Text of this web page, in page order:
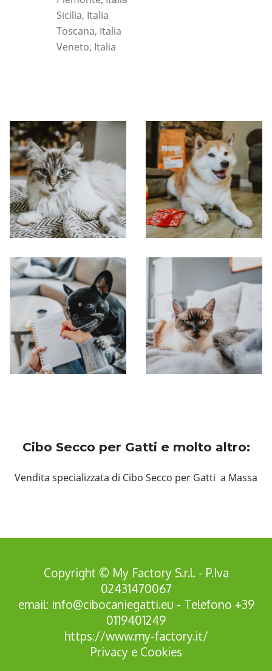
Sicilia, Italia
Toscana, Italia
Veneto, Italia
Cibo Secco per Gatti e molto altro:
Vendita specializzata di Cibo Secco per Gatti a Massa
Copyright © My Factory S.r.l. - P.Iva
02431470067
email: info@cibocaniegatti.eu - Telefono +39
0119401249
https://www.my-factory.it/
Privacy e Cookies